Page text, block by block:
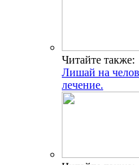
Читайте также:
Лишай на
лечение.